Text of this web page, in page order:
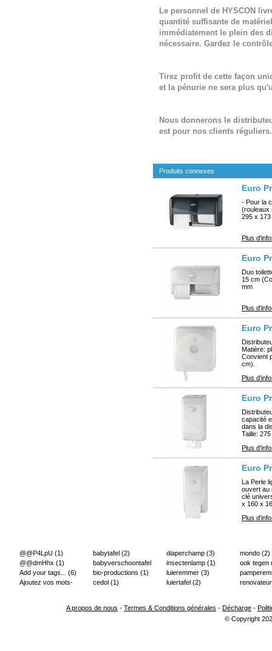
Le personnel de HYSCON
quantité suffisante de
immédiatement le plein des
nécessaire. Gardez le
Tirez profit de cette façon
et la pénurie ne sera plus
Nous donnerons le
est pour nos clients réguliers.
Produits connexes
Euro
- Pour la
(rouleaux
295 x 173
Plus
Euro
Duo
15 cm
mm
Plus
Euro
Matière:
Convient
cm).
Plus
Euro
capacité
dans la
Taille:
Plus
Euro
La Perle
ouvert au
clé
x 160 x
Plus
@@P4LpU (1)
@@dmHhx (1)
Add your tags... (6)
Ajoutez vos mots-
babytafel (2)
babyverschoontafel
(2)
bio-productions (1)
cedol (1)
diaperchamp (3)
insectenlamp (1)
luieremmer (3)
luiertafel (2)
mondo (2)
ook tegen
A propos de nous - Termes & Conditions générales - Décharge -
© Copyright